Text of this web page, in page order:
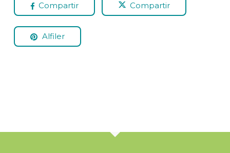
Compartir Compartir
Alfiler